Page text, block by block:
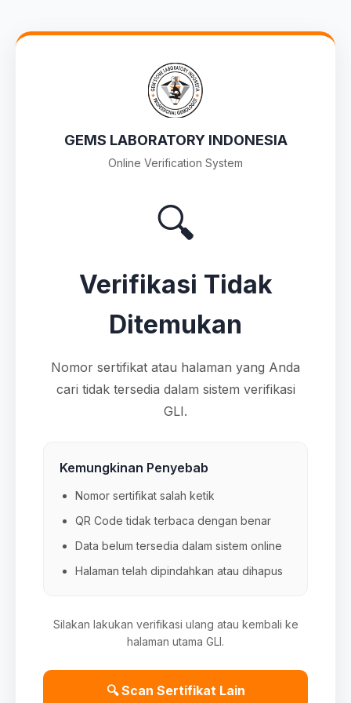
GEMS LABORATORY INDONESIA
Online Verification System
🔍
Verifikasi Tidak
Ditemukan
Nomor sertifikat atau halaman yang Anda
cari tidak tersedia dalam sistem verifikasi
GLI.
Kemungkinan Penyebab
Nomor sertifikat salah ketik
QR Code tidak terbaca dengan benar
Data belum tersedia dalam sistem online
Halaman telah dipindahkan atau dihapus
Silakan lakukan verifikasi ulang atau kembali ke
halaman utama GLI.
🔍 Scan Sertifikat Lain